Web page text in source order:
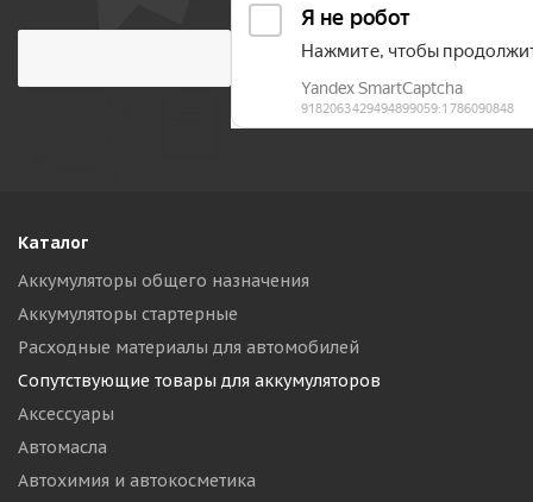
Каталог
Аккумуляторы общего назначения
Аккумуляторы стартерные
Расходные материалы для автомобилей
Сопутствующие товары для аккумуляторов
Аксессуары
Автомасла
Автохимия и автокосметика